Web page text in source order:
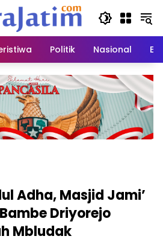
Politik Nasional
Adha, Masjid Jami’
Driyorejo
Mbludak